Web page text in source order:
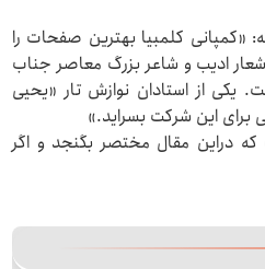
«کمپانی کلمبیا بهترین صفحات را
ادیب و شاعر بزرگ معاصر جناب
یکی از استادان نوازش تار «یحیی
برای این شرکت بسراید.»
دراین مقال مختصر بگنجد و اگر